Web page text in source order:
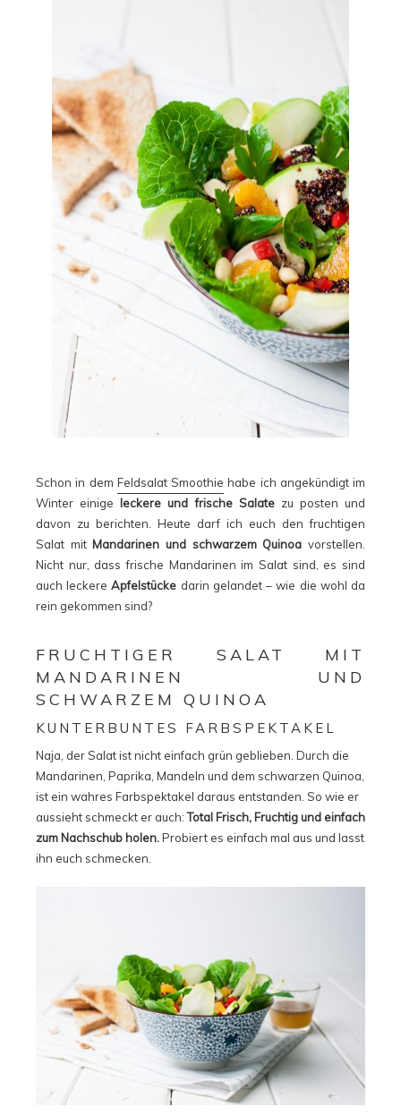
Schon in dem Feldsalat Smoothie habe ich angekündigt im
Winter einige leckere und frische Salatezu posten und
davon zu berichten. Heute darf ich euch den fruchtigen
Salat mit Mandarinen und schwarzem Quinoa vorstellen.
Nicht nur, dass frische Mandarinen im Salat sind, es sind
auch leckereApfelstücke darin gelandet – wie die wohl da
rein gekommen sind?
FRUCHTIGER SALAT MIT
MANDARINEN UND
SCHWARZEM QUINOA
KUNTERBUNTES FARBSPEKTAKEL
Naja, der Salat ist nicht einfach grün geblieben. Durch die
Mandarinen, Paprika, Mandeln und dem schwarzen Quinoa,
ist ein wahres Farbspektakel daraus entstanden. So wie er
aussieht schmeckt er auch:Total Frisch, Fruchtig und einfach
zum Nachschub holen.Probiert es einfach mal aus und lasst
ihn euch schmecken.